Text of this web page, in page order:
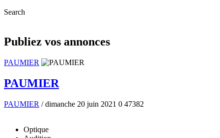
Search
Publiez vos annonces
PAUMIER
PAUMIER
PAUMIER / dimanche 20 juin 2021 0 47382
Optique